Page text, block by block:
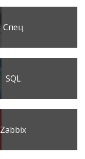
Спец
SQL
Zabbix